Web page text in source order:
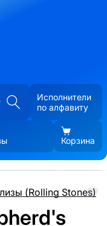
Исполнители
по алфавиту
Корзина
(Rolling Stones)